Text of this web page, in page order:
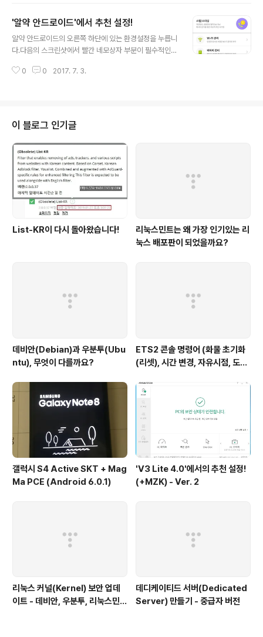
루마니아인데, 모바일 제품은 독일에서 개발되었네요! 가
장 처음으로 눈에 들어오는 멀웨어 스캐너입니다.외장메모
리를 검사할 것이냐에 대한 옵션만 보이는 매우 심플한 구
니다.각 앱들이 사용자의 정보를 얼마나 가져가느냐 인데...
'알약 안드로이드'에서 추천 설정!
알약 안드로이드의 오른쪽 하단에 있는 환경설정을 누릅니
다.다음의 스크린샷에서 빨간 네모상자 부분이 필수적인
요^^ 필수적으로 켜야 되는 부분은 다음과 같습니다. 1. DB
다르지 않습니다.데이터를 아끼기 위해 2번을 끄는 분들이
있습니다. 백신은 데이터 그리 많이 안 씁니다. 폰 게임이
더 많이 나가니 백신에 양보하세요~3번이 상당히 중요한
데, 알림창에 빠른실행 표시가 없는 경우에는 안드로이드
시스템의 의해 백신이 자러가는(Zzz) 경우가 있습니다. 4.
실시간 감시 켜기5. ..
0 0 2017. 7. 3.
이 블로그 인기글
List-KR이 다시 돌아왔습니다!
리눅스민트는 왜 가장 인기있는 리
눅스 배포판이 되었을까요?
데비안(Debian)과 우분투(Ubu
ntu), 무엇이 다를까요?
ETS2 콘솔 명령어 (화물 초기화
(리셋), 시간 변경, 자유시점, 도시
도)
갤럭시 S4 Active SKT + Mag
Ma PCE (Android 6.0.1)
'V3 Lite 4.0'에서의 추천 설정!
(+MZK) - Ver. 2
리눅스 커널(Kernel) 보안 업데
이트 - 데비안, 우분투, 리눅스민
데디케이티드 서버(Dedicated
Server) 만들기 - 중급자 버전